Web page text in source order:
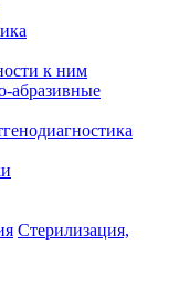
к ним
абразивные
Стерилизация,